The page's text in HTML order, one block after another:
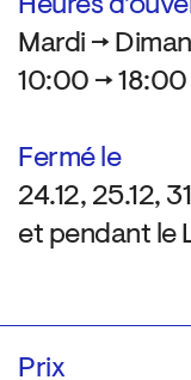
Heures
Mardi →
10:00 → 18:00
Fermé le
24.12, 25.12,
et pendant le
Prix